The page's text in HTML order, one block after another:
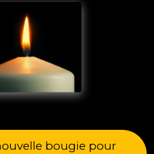
bougie pour